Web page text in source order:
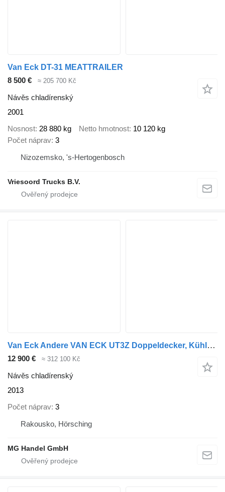
Van Eck DT-31 MEATTRAILER
8 500 €
≈ 205 700 Kč
Návěs chladírenský
2001
Nosnost 28 880 kg Netto hmotnost 10 120 kg
Počet náprav 3
Nizozemsko, 's-Hertogenbosch
Vriesoord Trucks B.V.
Van Eck Andere VAN ECK UT3Z Doppeldecker, Kühlkofferauflieger, Carrier V
12 900 € ≈ 312 100 Kč
Návěs chladírenský
2013
Počet náprav 3
Rakousko, Hörsching
MG Handel GmbH